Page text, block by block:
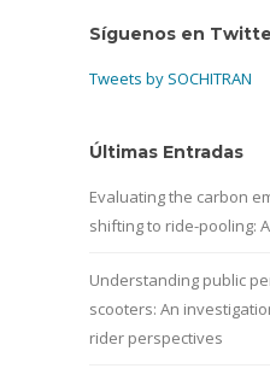
Síguenos en
Tweets by SOCHITRAN
Últimas Entradas
Evaluating the carbon
shifting to ride-pooling:
Understanding public
scooters: An
rider perspectives